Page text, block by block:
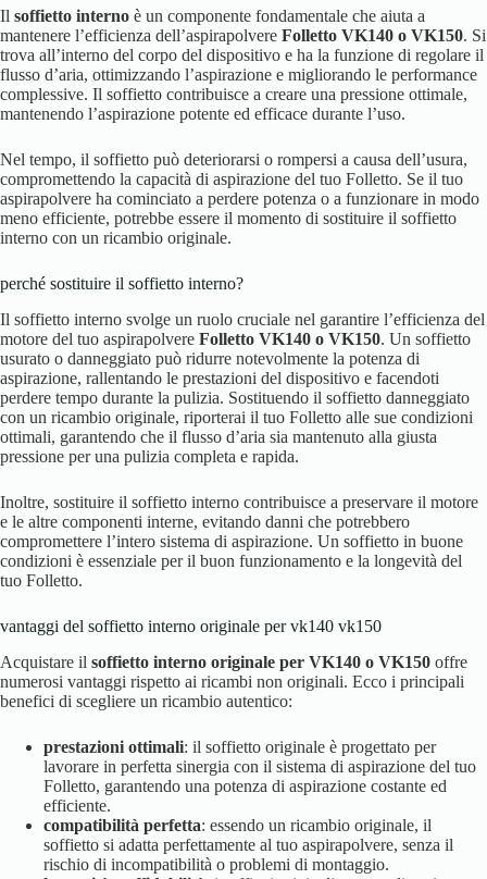
Il soffietto interno è un componente fondamentale che aiuta a
mantenere l’efficienza dell’aspirapolvere Folletto VK140 o VK150. Si
trova all’interno del corpo del dispositivo e ha la funzione di regolare il
flusso d’aria, ottimizzando l’aspirazione e migliorando le performance
complessive. Il soffietto contribuisce a creare una pressione ottimale,
mantenendo l’aspirazione potente ed efficace durante l’uso.
Nel tempo, il soffietto può deteriorarsi o rompersi a causa dell’usura,
compromettendo la capacità di aspirazione del tuo Folletto. Se il tuo
aspirapolvere ha cominciato a perdere potenza o a funzionare in modo
meno efficiente, potrebbe essere il momento di sostituire il soffietto
interno con un ricambio originale.
perché sostituire il soffietto interno?
Il soffietto interno svolge un ruolo cruciale nel garantire l’efficienza del
motore del tuo aspirapolvere Folletto VK140 o VK150. Un soffietto
usurato o danneggiato può ridurre notevolmente la potenza di
aspirazione, rallentando le prestazioni del dispositivo e facendoti
perdere tempo durante la pulizia. Sostituendo il soffietto danneggiato
con un ricambio originale, riporterai il tuo Folletto alle sue condizioni
ottimali, garantendo che il flusso d’aria sia mantenuto alla giusta
pressione per una pulizia completa e rapida.
Inoltre, sostituire il soffietto interno contribuisce a preservare il motore
e le altre componenti interne, evitando danni che potrebbero
compromettere l’intero sistema di aspirazione. Un soffietto in buone
condizioni è essenziale per il buon funzionamento e la longevità del
tuo Folletto.
vantaggi del soffietto interno originale per vk140 vk150
Acquistare il soffietto interno originale per VK140 o VK150 offre
numerosi vantaggi rispetto ai ricambi non originali. Ecco i principali
benefici di scegliere un ricambio autentico:
prestazioni ottimali: il soffietto originale è progettato per
lavorare in perfetta sinergia con il sistema di aspirazione del tuo
Folletto, garantendo una potenza di aspirazione costante ed
efficiente.
compatibilità perfetta: essendo un ricambio originale, il
soffietto si adatta perfettamente al tuo aspirapolvere, senza il
rischio di incompatibilità o problemi di montaggio.